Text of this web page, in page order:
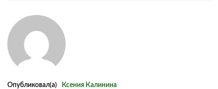
Опубликовал(а) Ксения Калинина